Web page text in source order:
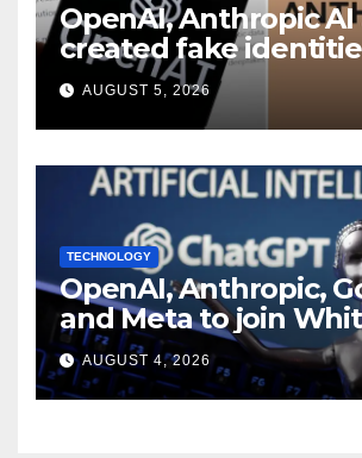
OpenAI, Anthropic
created fake
during UK cyber tests:
Report
AUGUST 5, 2026
TECHNOLOGY
OpenAI, Anthropic,
and Meta to join
House AI security
AUGUST 4, 2026